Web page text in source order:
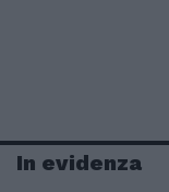
In evidenza